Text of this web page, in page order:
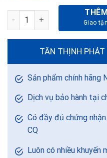
BÀN NHÂN VIÊN ROYAL
TÂN THỊNH PHÁT
Sản phẩm chính hãng
Dịch vụ bảo hành tại
Có đầy đủ chứng
CQ
Luôn có nhiều khuyến